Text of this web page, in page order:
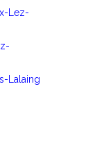
Lez-
Lalaing